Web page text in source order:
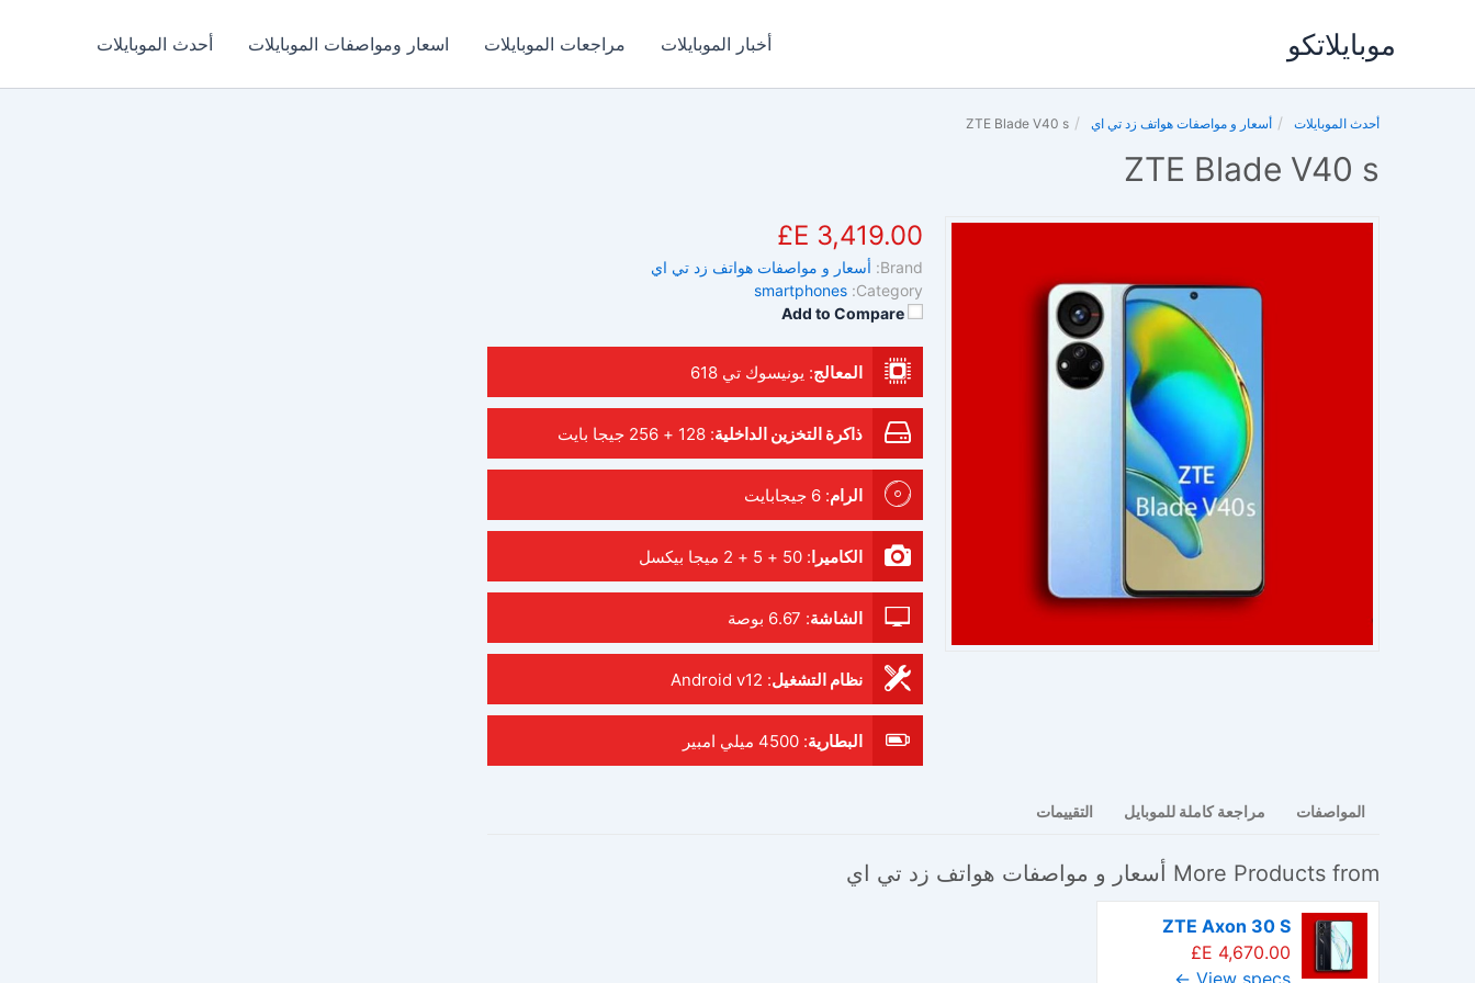
موبايلاتكو أخبار الموبايلات مراجعات الموبايلات اسعار ومواصفات الموبايلات أحدث الموبايلات
أحدث الموبايلات أسعار و مواصفات هواتف زد تي اي ZTE Blade V40 s
ZTE Blade V40 s
3,419.00 E£
Brand: أسعار و مواصفات هواتف زد تي اي
Category:
smartphones
Add to Compare
المعالج: يونيسوك تي 618
ذاكرة التخزين الداخلية:128 + 256 جيجا بايت
الرام:6 جيجابايت
الكاميرا:50 + 5 + 2 ميجا بيكسل
الشاشة: 6.67 بوصة
نظام التشغيل:
Android v12
البطارية:4500 ميلي امبير
المواصفات مراجعة كاملة للموبايل التقييمات
More Products from أسعار و مواصفات هواتف زد تي اي
ZTE Axon 30 S
4,670.00 E£
View specs ←